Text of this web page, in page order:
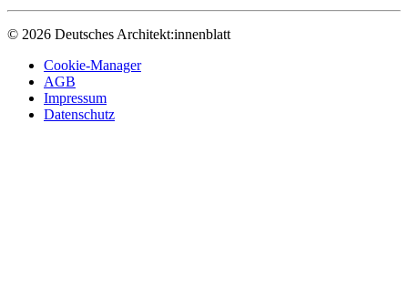
© 2026 Deutsches Architekt:innenblatt
Cookie-Manager
AGB
Impressum
Datenschutz